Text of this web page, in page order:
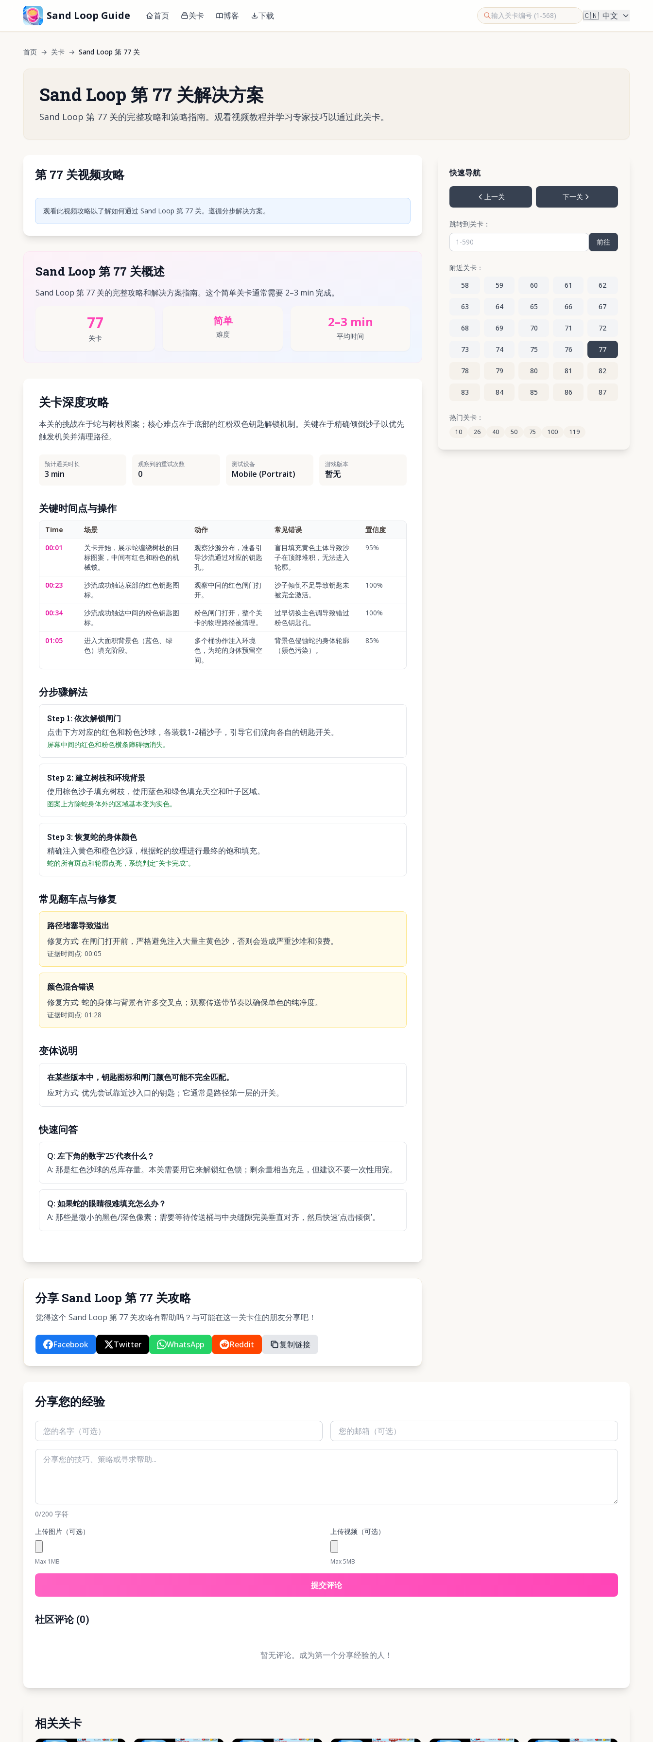
Sand Loop Guide 首页 关卡 博客 下载 🇨🇳 中文
首页 → 关卡 → Sand Loop 第 77 关
Sand Loop 第 77 关解决方案
Sand Loop 第 77 关的完整攻略和策略指南。观看视频教程并学习专家技巧以通过此关卡。
第 77 关视频攻略
观看此视频攻略以了解如何通过 Sand Loop 第 77 关。遵循分步解决方案。
Sand Loop 第 77 关概述
Sand Loop 第 77 关的完整攻略和解决方案指南。这个简单关卡通常需要 2–3 min 完成。
77
关卡
简单
难度
2–3 min
平均时间
关卡深度攻略
本关的挑战在于蛇与树枝图案；核心难点在于底部的红粉双色钥匙解锁机制。关键在于精确倾倒沙子以优先
触发机关并清理路径。
预计通关时长
3 min
观察到的重试次数
0
测试设备
Mobile (Portrait)
游戏版本
暂无
关键时间点与操作
Time 场景 动作 常见错误
置信度
00:01
关卡开始，展示蛇缠绕树枝的目
标图案，中间有红色和粉色的机
械锁。
观察沙源分布，准备引
导沙流通过对应的钥匙
孔。
盲目填充黄色主体导致沙
子在顶部堆积，无法进入
轮廓。
95%
00:23
沙流成功触达底部的红色钥匙图
标。
观察中间的红色闸门打
开。
沙子倾倒不足导致钥匙未
被完全激活。
100%
00:34
沙流成功触达中间的粉色钥匙图
标。
粉色闸门打开，整个关
卡的物理路径被清理。
过早切换主色调导致错过
粉色钥匙孔。
100%
01:05
进入大面积背景色（蓝色、绿
色）填充阶段。
多个桶协作注入环境
色，为蛇的身体预留空
间。
背景色侵蚀蛇的身体轮廓
（颜色污染）。
85%
分步骤解法
Step 1:依次解锁闸门
点击下方对应的红色和粉色沙球，各装载1-2桶沙子，引导它们流向各自的钥匙开关。
屏幕中间的红色和粉色横条障碍物消失。
Step 2:建立树枝和环境背景
使用棕色沙子填充树枝，使用蓝色和绿色填充天空和叶子区域。
图案上方除蛇身体外的区域基本变为实色。
Step3:恢复蛇的身体颜色
精确注入黄色和橙色沙源，根据蛇的纹理进行最终的饱和填充。
蛇的所有斑点和轮廓点亮，系统判定“关卡完成”。
常见翻车点与修复
路径堵塞导致溢出
修复方式: 在闸门打开前，严格避免注入大量主黄色沙，否则会造成严重沙堆和浪费。
证据时间点: 00:05
颜色混合错误
修复方式: 蛇的身体与背景有许多交叉点；观察传送带节奏以确保单色的纯净度。
证据时间点: 01:28
变体说明
在某些版本中，钥匙图标和闸门颜色可能不完全匹配。
应对方式: 优先尝试靠近沙入口的钥匙；它通常是路径第一层的开关。
快速问答
Q: 左下角的数字‘25’代表什么？
A: 那是红色沙球的总库存量。本关需要用它来解锁红色锁；剩余量相当充足，但建议不要一次性用完。
Q: 如果蛇的眼睛很难填充怎么办？
A: 那些是微小的黑色/深色像素；需要等待传送桶与中央缝隙完美垂直对齐，然后快速‘点击倾倒’。
分享 Sand Loop 第 77 关攻略
觉得这个 Sand Loop 第 77 关攻略有帮助吗？与可能在这一关卡住的朋友分享吧！
Facebook Twitter WhatsApp Reddit 复制链接
快速导航
上一关 下一关
跳转到关卡：
前往
附近关卡：
58
59 60 61 62
63 64 65 66 67
68 69 70 71 72
73 74 75 76 77
78 79 80 81 82
83 84 85 86 87
88
93 94 95 96
热门关卡：
10 26 40 50 75 100 119
分享您的经验
0/200 字符
上传图片（可选）
Max 1MB
上传视频（可选）
Max 5MB
提交评论
社区评论(0)
暂无评论。成为第一个分享经验的人！
相关关卡